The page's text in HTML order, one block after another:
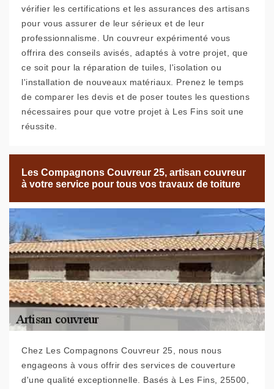
vérifier les certifications et les assurances des artisans
pour vous assurer de leur sérieux et de leur
professionnalisme. Un couvreur expérimenté vous
offrira des conseils avisés, adaptés à votre projet, que
ce soit pour la réparation de tuiles, l'isolation ou
l'installation de nouveaux matériaux. Prenez le temps
de comparer les devis et de poser toutes les questions
nécessaires pour que votre projet à Les Fins soit une
réussite.
Les Compagnons Couvreur 25, artisan couvreur
à votre service pour tous vos travaux de toiture
Chez Les Compagnons Couvreur 25, nous nous
engageons à vous offrir des services de couverture
d'une qualité exceptionnelle. Basés à Les Fins, 25500,